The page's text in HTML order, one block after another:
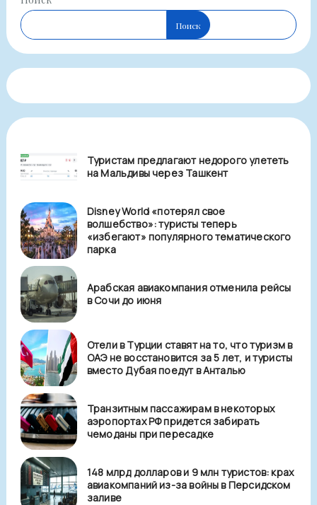
Поиск
Туристам предлагают недорого улететь
на Мальдивы через Ташкент
Disney World «потерял свое
волшебство»: туристы теперь
«избегают» популярного тематического
парка
Арабская авиакомпания отменила рейсы
в Сочи до июня
Отели в Турции ставят на то, что туризм в
ОАЭ не восстановится за 5 лет, и туристы
вместо Дубая поедут в Анталью
Транзитным пассажирам в некоторых
аэропортах РФ придется забирать
чемоданы при пересадке
148 млрд долларов и 9 млн туристов: крах
авиакомпаний из-за войны в Персидском
заливе